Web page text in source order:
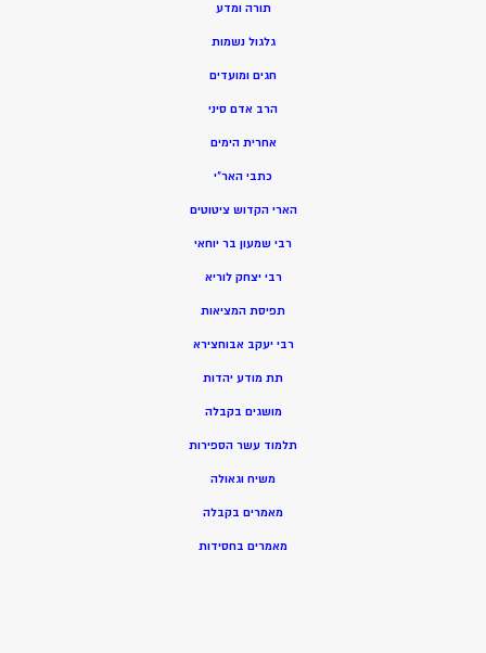
תורה ומדע
גלגול נשמות
חגים ומועדים
הרב אדם סיני
אחרית הימים
כתבי האר”י
הארי הקדוש ציטוטים
רבי שמעון בר יוחאי
רבי יצחק לוריא
תפיסת המציאות
רבי יעקב אבוחצירא
תת מודע יהדות
מושגים בקבלה
תלמוד עשר הספירות
משיח וגאולה
מאמרים בקבלה
מאמרים בחסידות